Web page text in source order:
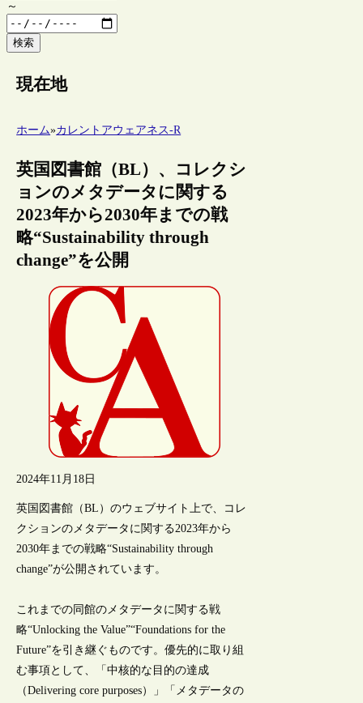
～
検索
現在地
ホーム»カレントアウェアネス-R
英国図書館（BL）、コレクシ
ョンのメタデータに関する
2023年から2030年までの戦
略“Sustainability through
change”を公開
2024年11月18日
英国図書館（BL）のウェブサイト上で、コレ
クションのメタデータに関する2023年から
2030年までの戦略“Sustainability through
change”が公開されています。
これまでの同館のメタデータに関する戦
略“Unlocking the Value”“Foundations for the
Future”を引き継ぐものです。優先的に取り組
む事項として、「中核的な目的の達成
（Delivering core purposes）」「メタデータの